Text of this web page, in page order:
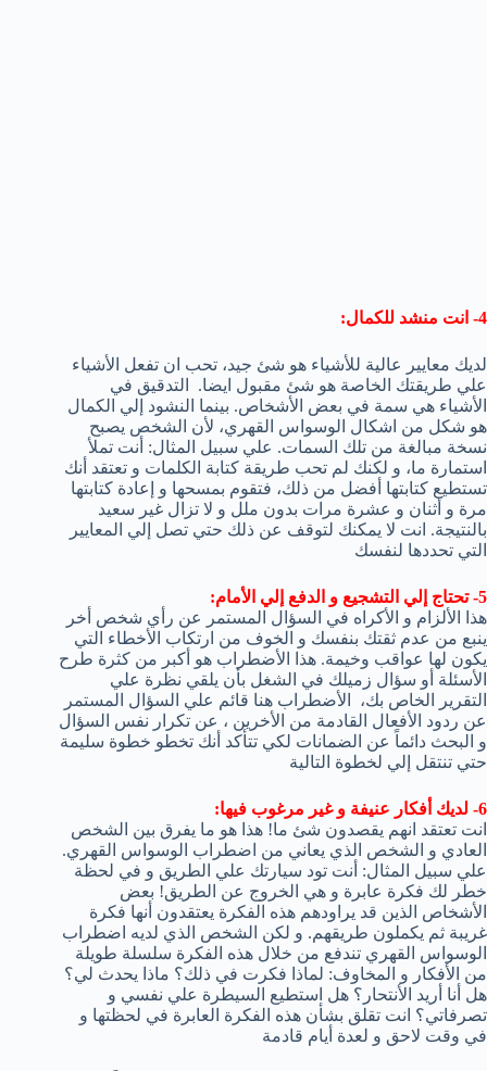
4- انت منشد للكمال:
لديك معايير عالية للأشياء هو شئ جيد، تحب ان تفعل الأشياء
علي طريقتك الخاصة هو شئ مقبول ايضا. التدقيق في
الأشياء هي سمة في بعض الأشخاص. بينما النشود إلي الكمال
هو شكل من اشكال الوسواس القهري، لأن الشخص يصبح
نسخة مبالغة من تلك السمات. علي سبيل المثال: أنت تملأ
استمارة ما، و لكنك لم تحب طريقة كتابة الكلمات و تعتقد أنك
تستطيع كتابتها أفضل من ذلك، فتقوم بمسحها و إعادة كتابتها
مرة و أثنان و عشرة مرات بدون ملل و لا تزال غير سعيد
بالنتيجة. انت لا يمكنك لتوقف عن ذلك حتي تصل إلي المعايير
التي تحددها لنفسك
5- تحتاج إلي التشجيع و الدفع إلي الأمام:
هذا الألزام و الأكراه في السؤال المستمر عن رأي شخص أخر
ينبع من عدم ثقتك بنفسك و الخوف من ارتكاب الأخطاء التي
يكون لها عواقب وخيمة. هذا الأضطراب هو أكبر من كثرة طرح
الأسئلة أو سؤال زميلك في الشغل بأن يلقي نظرة علي
التقرير الخاص بك، الأضطراب هنا قائم علي السؤال المستمر
عن ردود الأفعال القادمة من الأخرين ، عن تكرار نفس السؤال
و البحث دائماً عن الضمانات لكي تتأكد أنك تخطو خطوة سليمة
حتي تنتقل إلي لخطوة التالية
6- لديك أفكار عنيفة و غير مرغوب فيها:
انت تعتقد انهم يقصدون شئ ما! هذا هو ما يفرق بين الشخص
العادي و الشخص الذي يعاني من اضطراب الوسواس القهري.
علي سبيل المثال: أنت تود سيارتك علي الطريق و في لحظة
خطر لك فكرة عابرة و هي الخروج عن الطريق! بعض
الأشخاص الذين قد يراودهم هذه الفكرة يعتقدون أنها فكرة
غريبة ثم يكملون طريقهم. و لكن الشخص الذي لديه اضطراب
الوسواس القهري تندفع من خلال هذه الفكرة سلسلة طويلة
من الأفكار و المخاوف: لماذا فكرت في ذلك؟ ماذا يحدث لي؟
هل أنا أريد الأنتحار؟ هل استطيع السيطرة علي نفسي و
تصرفاتي؟ انت تقلق بشأن هذه الفكرة العابرة في لحظتها و
في وقت لاحق و لعدة أيام قادمة